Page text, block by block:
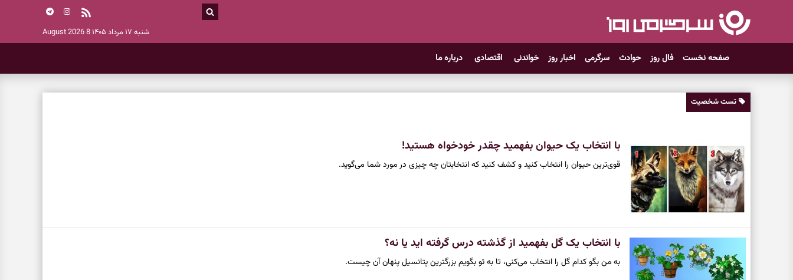
شنبه ۱۷ مرداد ۱۴۰۵ 8 August 2026
صفحه نخست فال روز حوادث سرگرمی اخبار روز خواندنی اقتصادی درباره ما
تست شخصیت
با انتخاب یک حیوان بفهمید چقدر خودخواه هستید!
قوی‌ترین حیوان را انتخاب کنید و کشف کنید که انتخابتان چه چیزی در مورد شما می‌گوید.
با انتخاب یک گل بفهمید از گذشته درس گرفته اید یا نه؟
به من بگو کدام گل را انتخاب می‌کنی، تا به تو بگویم بزرگترین پتانسیل پنهان آن چیست.